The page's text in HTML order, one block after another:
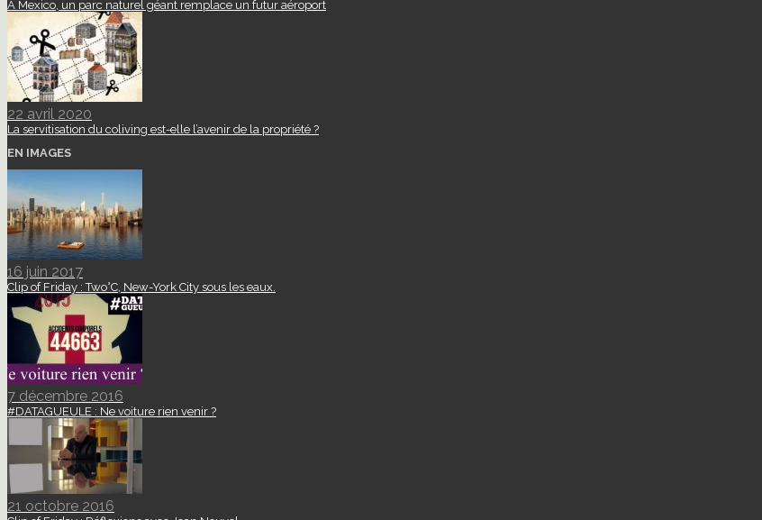
A Mexico, un parc naturel géant remplace un futur aéroport
22 avril 2020
La servitisation du coliving est-elle l’avenir de la propriété ?
EN IMAGES
16 juin 2017
Clip of Friday : Two°C, New-York City sous les eaux.
7 décembre 2016
#DATAGUEULE : Ne voiture rien venir ?
21 octobre 2016